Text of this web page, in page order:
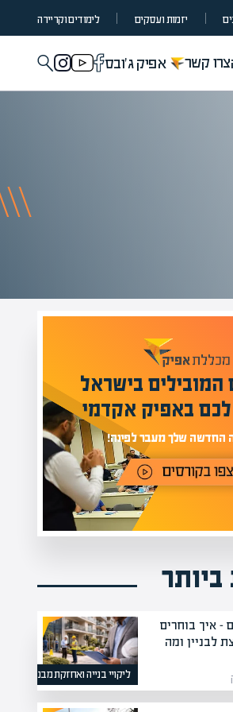
יזמות ועסקים לימודים וקריירה
צרו קשר אפיק ג'ובס
מומחים בהערכת שווי
מעל 1000 מומחים
בהערכות שווי
מחכים לכם באתר
ליקויי בנייה ואחזקת מבנים
– איך בוחרים
לבניין ומה